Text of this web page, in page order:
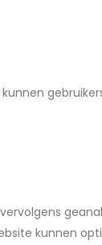
kunnen